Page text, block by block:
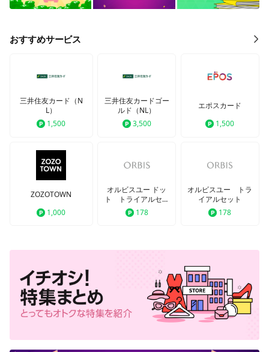
おすすめサービス
三井住友カード（N
L）
1,500
三井住友カードゴー
ルド（NL）
3,500
エポスカード
1,500
ZOZOTOWN
1,000
オルビスユー ドッ
ト トライアルセッ
ト178
オルビスユー トラ
イアルセット
178